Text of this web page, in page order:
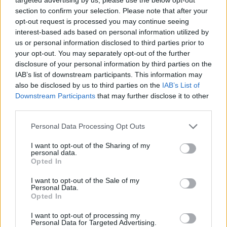
section to confirm your selection. Please note that after your
opt-out request is processed you may continue seeing
interest-based ads based on personal information utilized by
us or personal information disclosed to third parties prior to
your opt-out. You may separately opt-out of the further
disclosure of your personal information by third parties on the
IAB’s list of downstream participants. This information may
also be disclosed by us to third parties on the IAB’s List of
Downstream Participants that may further disclose it to other
Personal Data Processing Opt Outs
I want to opt-out of the Sharing of my
personal data.
Opted In
I want to opt-out of the Sale of my
Personal Data.
Opted In
I want to opt-out of processing my
Personal Data for Targeted Advertising.
Pavel Pečínka: Proti "autobusové demokracii" ve
Straně zelených
20.12.2004
Olomoucký sjezd SZ pokračoval 11. 12. 2004 v Praze v kulturním
domě Eden před budovou ministerstva životního prostředí. Z asi
200 delegátů olomouckého sjezdu jich do Prahy přijelo už jen 160.
Strana se tentokrát rozpoltila na dva tvrdě soupeřící bloky a PBH
(jak opozičníci označují vůdčí trio Jakub Patočka-Jan Beránek-Dita
Horová) ztratili většinu, díky čemuž se jednání protahovalo a
výsledek se dal hodnotit jako remíza.
Zbyněk Havránek: Reakce na útoky v tisku k
17.12.2004
V českých tiskovinách se pravidelně objevují negativní články o
Greenpeace. Jejich autorem je vždy Ivan Brezina a jejich vyznění je
skupina, která klame veřejnost, zneužívá skutečné i smyšlené
ekologické problémy a nestoudně vydělává spoustu peněz.
Vladimír Růžička: Petr Uhl kritizoval nedemokratické